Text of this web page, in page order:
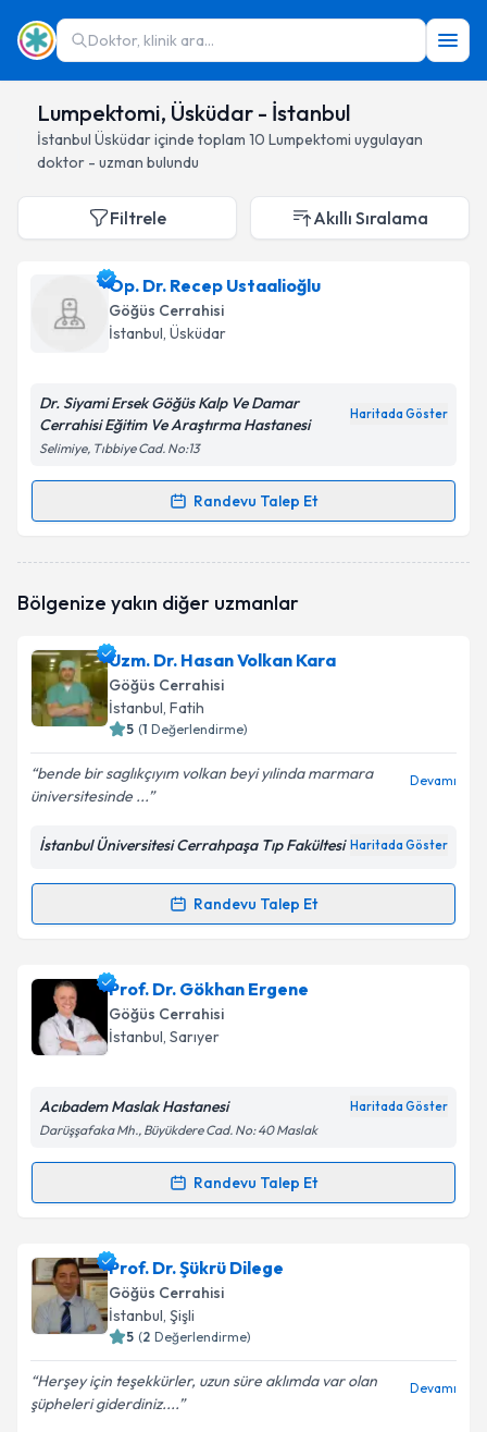
Doktor, klinik ara...
Lumpektomi, Üsküdar - İstanbul
İstanbul Üsküdariçinde toplam 10 Lumpektomi uygulayan
doktor - uzman bulundu
Filtrele Akıllı Sıralama
Op. Dr. Recep Ustaalioğlu
Göğüs Cerrahisi
İstanbul, Üsküdar
Dr. Siyami Ersek Göğüs Kalp Ve Damar
Cerrahisi Eğitim Ve Araştırma Hastanesi
Haritada Göster
Selimiye, Tıbbiye Cad. No:13
Randevu Talep Et
Randevu Takvimi Talebi
talebi oluşturun. Size bu uzmandan randevu almanız
bilgilendireceğiz.
E-posta Adresiniz
Kişisel verilerimin işlenmesine ilişkin
kapsamda işlenmesini kabul ediyorum.
Takvim Talebini Gönder
Bölgenize yakın diğer uzmanlar
Uzm. Dr. Hasan Volkan Kara
Göğüs Cerrahisi
İstanbul, Fatih
5 (1 Değerlendirme)
bende bir saglıkçıyım volkan beyi yılinda marmara
üniversitesinde ...
Devamı
İstanbul Üniversitesi Cerrahpaşa Tıp Fakültesi Haritada Göster
Randevu Talep Et
Randevu Takvimi Talebi
Uzm. Dr. Hasan Volkan Karaiçin randevu takvimi
talebi oluşturun. Size bu uzmandan randevu almanız
için bir takvim hazırlandığında e-posta ile
bilgilendireceğiz.
Kişisel verilerimin işlenmesine ilişkinAydınlatma
kapsamda işlenmesini kabul ediyorum.
Takvim Talebini Gönder
Prof. Dr. Gökhan Ergene
Göğüs Cerrahisi
İstanbul, Sarıyer
Acıbadem Maslak Hastanesi Haritada Göster
Darüşşafaka Mh., Büyükdere Cad. No: 40 Maslak
Randevu Talep Et
Randevu Takvimi Talebi
Prof. Dr. Gökhan Ergeneiçin randevu takvimi talebi
oluşturun. Size bu uzmandan randevu almanız için bir
takvim hazırlandığında e-posta ile bilgilendireceğiz.
Prof. Dr. Şükrü Dilege
Göğüs Cerrahisi
İstanbul, Şişli
5 (2 Değerlendirme)
Herşey için teşekkürler, uzun süre aklımda var olan
şüpheleri giderdiniz....
Devamı